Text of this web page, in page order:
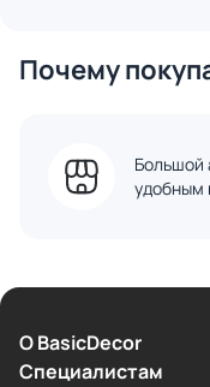
Почему
Большой
удобным
О BasicDecor
Cпециалистам